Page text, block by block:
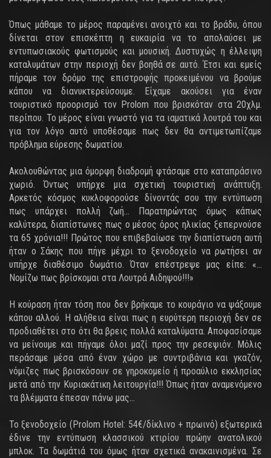
Όπως μάθαμε το μέρος παραμένει ανοιχτό και το βράδυ, όπου
δίνεται στον επισκέπτη η ευκαιρία να το απολαύσει με
εντυπωσιακούς φωτισμούς και μουσική. Δυστυχώς η έλλειψη
καταλυμάτων στην περιοχή δεν βοηθά σε αυτό. Έτσι και εμείς
πήραμε τον δρόμο της επιστροφής προκειμένου να βρούμε
κάπου να διανυκτερεύσουμε. Είχαμε ακούσει για έναν
τουριστικό προορισμό τον Prolom που βρισκόταν στα 20χλμ.
περίπου. Το μέρος είναι γνωστό για τα ιαματικά λουτρά του και
για τον λόγο αυτό υποθέσαμε πως δεν θα αντιμετωπίζαμε
πρόβλημα εύρεσης δωματίου.
Ακολουθώντας μια όμορφη διαδρομή φτάσαμε στο καταπράσινο
χωριό. Όντως υπήρχε μια σχετική τουριστική ανάπτυξη.
Αρκετός κόσμος κυκλοφορούσε δίνοντάς σου την εντύπωση
πως υπάρχει πολλή ζωή… Παρατηρώντας όμως κάπως
καλύτερα, διαπίστωνες πως ο μέσος όρος ηλικίας ξεπερνούσε
τα 65 χρόνια!!! Πρώτος που επιβεβαίωσε την διαπίστωση αυτή
ήταν ο Σάκης που πήγε μέχρι το ξενοδοχείο να ρωτήσει αν
υπήρχε διαθέσιμο δωμάτιο. Όταν επέστρεψε μας είπε: «…
Νομίζω πως βρίσκομαι στα Λουτρά Αιδηψού!!!»
Η κούραση ήταν τόση που δεν βρήκαμε το κουράγιο να ψάξουμε
κάπου αλλού. Η αλήθεια είναι πως η ευρύτερη περιοχή δεν σε
προδιαθέτει στο ότι θα βρεις πολλά καταλύματα. Αποφασίσαμε
να μείνουμε και πήγαμε όλοι μαζί προς την ρεσεψιόν. Μόλις
περάσαμε μέσα από έναν χώρο με συντριβάνια και γκαζόν,
νόμιζες πως βρισκόσουν σε γηροκομείο ή προαύλιο εκκλησίας
μετά από την Κυριακάτικη λειτουργία!!! Όπως ήταν αναμενόμενο
τα βλέμματα έπεσαν πάνω μας…
Το ξενοδοχείο (Prolom Hotel: 54€/δίκλινο + πρωινό) εξωτερικά
έδινε την εντύπωση κλασσικού κτιρίου πρώην ανατολικού
μπλοκ. Τα δωμάτιά του όμως ήταν σχετικά ανακαινισμένα. Σε